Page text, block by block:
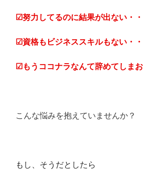
☑努力してるのに結果が出ない・・
☑資格もビジネススキルもない・・
☑もうココナラなんて辞めてしまお
こんな悩みを抱えていませんか？
もし、そうだとしたら